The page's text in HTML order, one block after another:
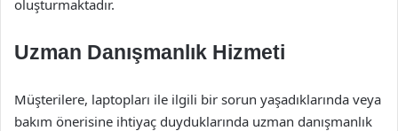
oluşturmaktadır.
Uzman Danışmanlık Hizmeti
Müşterilere, laptopları ile ilgili bir sorun yaşadıklarında veya
bakım önerisine ihtiyaç duyduklarında uzman danışmanlık